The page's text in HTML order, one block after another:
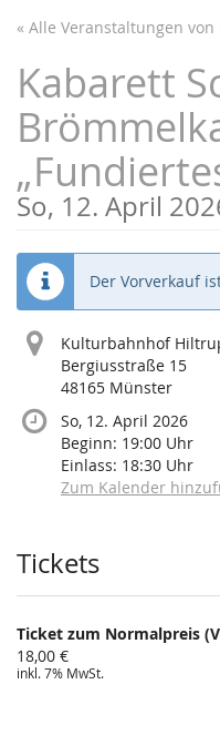
Zum
Inhalt
springen
« Alle Veranstaltungen
Kabarett
So, 12. April
Der Vorverkauf
Kulturbahnhof
Bergiusstraße 15
48165 Münster
So, 12. April 2026
Beginn: 19:00 Uhr
Einlass: 18:30 Uhr
Zum Kalender
Produkte
Tickets
Ticket zum Normalpreis
18,00 €
inkl. 7% MwSt.